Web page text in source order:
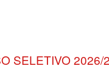
SELETIVO 2026/